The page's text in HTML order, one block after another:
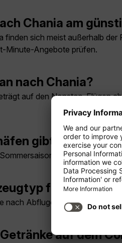
Chania am
finden sich meist außerhalb
Minute-Angebote prüfen.
nach Chania?
auf den Nonstop-Flügen
gibt es Flüge
2026 direkt ab
fliegt Condor
nach Abflugort und Flugtag mit
auf dem